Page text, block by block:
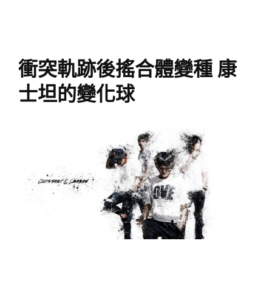
衝突軌跡後搖合體變種 康
士坦的變化球